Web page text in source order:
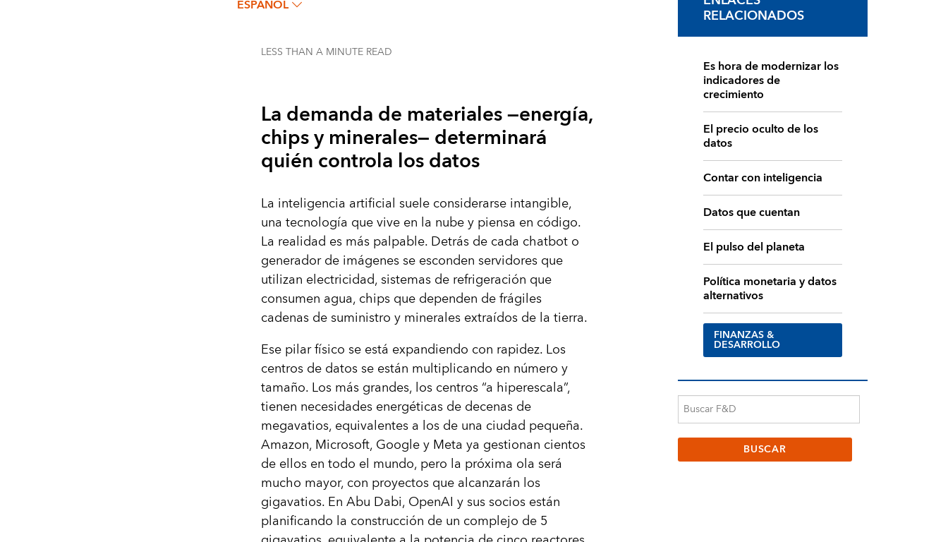
ESPAÑOL
LESS THAN A MINUTE READ
La demanda de materiales —energía,
chips y minerales— determinará
quién controla los datos
La inteligencia artificial suele considerarse intangible,
una tecnología que vive en la nube y piensa en código.
La realidad es más palpable. Detrás de cada chatbot o
generador de imágenes se esconden servidores que
utilizan electricidad, sistemas de refrigeración que
consumen agua, chips que dependen de frágiles
cadenas de suministro y minerales extraídos de la tierra.
Ese pilar físico se está expandiendo con rapidez. Los
centros de datos se están multiplicando en número y
tamaño. Los más grandes, los centros “a hiperescala”,
tienen necesidades energéticas de decenas de
megavatios, equivalentes a los de una ciudad pequeña.
Amazon, Microsoft, Google y Meta ya gestionan cientos
de ellos en todo el mundo, pero la próxima ola será
mucho mayor, con proyectos que alcanzarán los
gigavatios. En Abu Dabi, OpenAI y sus socios están
planificando la construcción de un complejo de 5
RELACIONADOS
Es hora de modernizar los
indicadores de
crecimiento
El precio oculto de los
datos
Contar con inteligencia
Datos que cuentan
El pulso del planeta
Política monetaria y datos
alternativos
FINANZAS &
DESARROLLO